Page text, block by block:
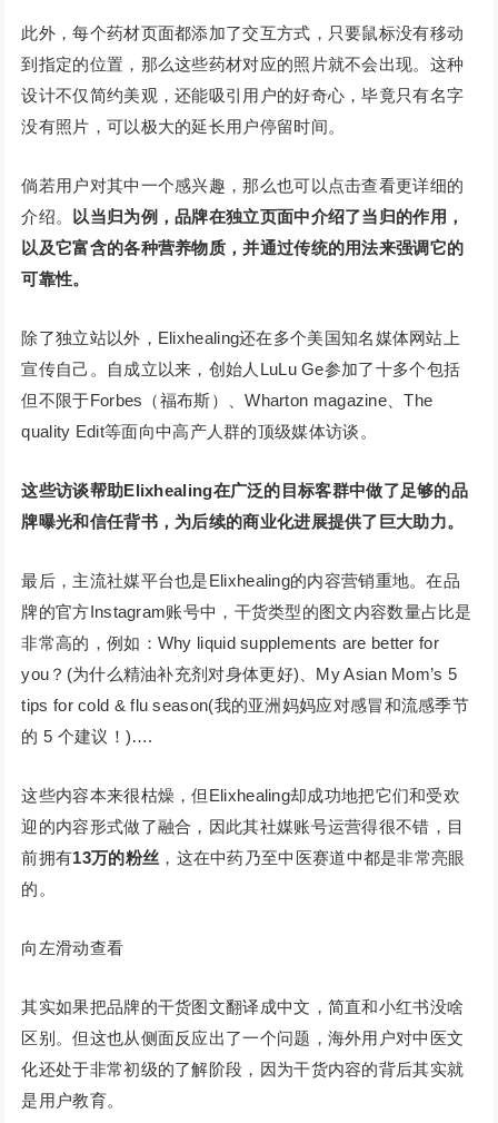
此外，每个药材页面都添加了交互方式，只要鼠标没有移动
到指定的位置，那么这些药材对应的照片就不会出现。这种
设计不仅简约美观，还能吸引用户的好奇心，毕竟只有名字
没有照片，可以极大的延长用户停留时间。
倘若用户对其中一个感兴趣，那么也可以点击查看更详细的
介绍。
以当归为例，品牌在独立页面中介绍了当归的作用，
以及它富含的各种营养物质，并通过传统的用法来强调它的
可靠性。
除了独立站以外，Elixhealing还在多个美国知名媒体网站上
宣传自己。自成立以来，创始人LuLu Ge参加了十多个包括
但不限于Forbes（福布斯）、Wharton magazine、The
quality Edit等面向中高产人群的顶级媒体访谈。
这些访谈帮助Elixhealing在广泛的目标客群中做了足够的品
牌曝光和信任背书，为后续的商业化进展提供了巨大助力。
最后，主流社媒平台也是Elixhealing的内容营销重地。在品
牌的官方Instagram账号中，干货类型的图文内容数量占比是
非常高的，例如：Why liquid supplements are better for
you？(为什么精油补充剂对身体更好)、My Asian Mom’s 5
tips for cold & flu season(我的亚洲妈妈应对感冒和流感季节
的 5 个建议！)….
这些内容本来很枯燥，但Elixhealing却成功地把它们和受欢
迎的内容形式做了融合，因此其社媒账号运营得很不错，目
前拥有13万的粉丝 ，这在中药乃至中医赛道中都是非常亮眼
的。
向左滑动查看
其实如果把品牌的干货图文翻译成中文，简直和小红书没啥
区别。但这也从侧面反应出了一个问题，海外用户对中医文
化还处于非常初级的了解阶段，因为干货内容的背后其实就
是用户教育。